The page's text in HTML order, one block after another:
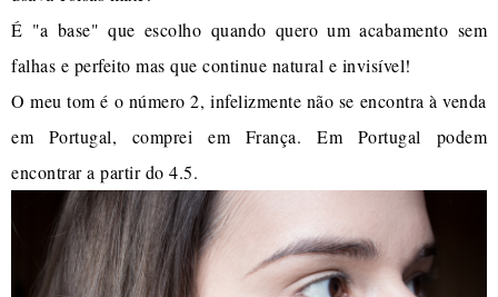
É "a base" que escolho quando quero um acabamento sem
falhas e perfeito mas que continue natural e invisível!
O meu tom é o número 2, infelizmente não se encontra à venda
em Portugal, comprei em França. Em Portugal podem
encontrar a partir do 4.5.